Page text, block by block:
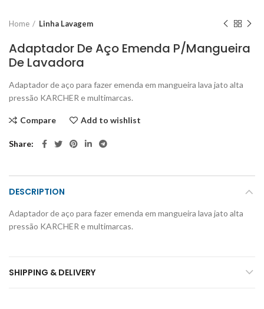
Home Linha Lavagem
Adaptador De Aço Emenda P/Mangueira
De Lavadora
Adaptador de aço para fazer emenda em mangueira lava jato alta
pressão KARCHER e multimarcas.
Compare Add to wishlist
Share
DESCRIPTION
Adaptador de aço para fazer emenda em mangueira lava jato alta
pressão KARCHER e multimarcas.
SHIPPING & DELIVERY